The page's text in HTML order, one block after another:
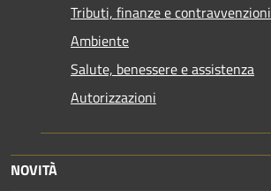
Tributi, finanze e contravvenzioni
Ambiente
Salute, benessere e assistenza
Autorizzazioni
NOVITÀ